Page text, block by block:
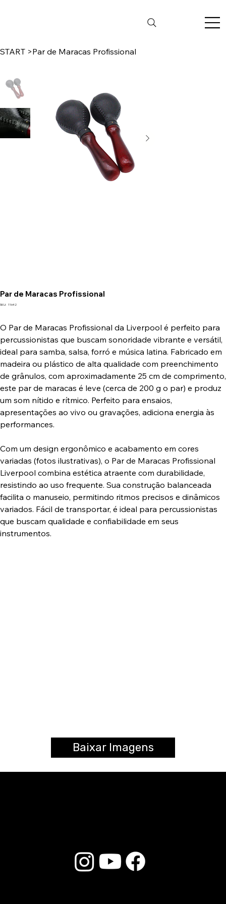
START >Par de Maracas Profissional
Par de Maracas Profissional
SKU: SKU
11642
O Par de Maracas Profissional da Liverpool é perfeito para
percussionistas que buscam sonoridade vibrante e versátil,
ideal para samba, salsa, forró e música latina. Fabricado em
madeira ou plástico de alta qualidade com preenchimento
de grânulos, com aproximadamente 25 cm de comprimento,
este par de maracas é leve (cerca de 200 g o par) e produz
um som nítido e rítmico. Perfeito para ensaios,
apresentações ao vivo ou gravações, adiciona energia às
performances.
Com um design ergonômico e acabamento em cores
variadas (fotos ilustrativas), o Par de Maracas Profissional
Liverpool combina estética atraente com durabilidade,
resistindo ao uso frequente. Sua construção balanceada
facilita o manuseio, permitindo ritmos precisos e dinâmicos
variados. Fácil de transportar, é ideal para percussionistas
que buscam qualidade e confiabilidade em seus
instrumentos.
Baixar Imagens